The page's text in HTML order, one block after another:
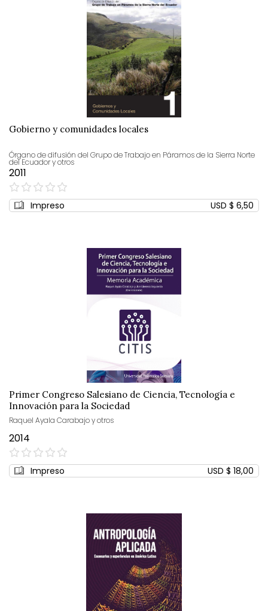
Gobierno y comunidades locales
Órgano de difusión del Grupo de Trabajo en Páramos de la Sierra Norte
del Ecuador y otros
2011
0%
Impreso USD $ 6,50
Primer Congreso Salesiano de Ciencia, Tecnología e
Innovación para la Sociedad
Raquel Ayala Carabajo y otros
2014
0%
Impreso USD $ 18,00